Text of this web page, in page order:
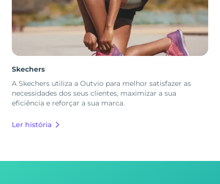
Skechers
A Skechers utiliza a Outvio para melhor satisfazer as
necessidades dos seus clientes, maximizar a sua
eficiência e reforçar a sua marca.
Ler história